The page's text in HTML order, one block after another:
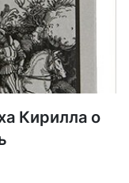
Кирилла о